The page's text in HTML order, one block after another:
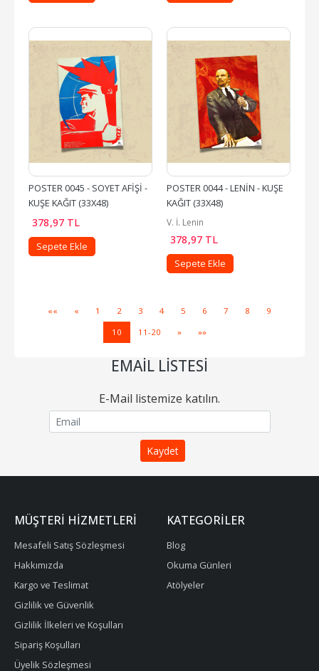
POSTER 0045 - SOYET AFİŞİ -
KUŞE KAĞIT (33X48)
378,97 TL
Sepete Ekle
POSTER 0044 - LENİN - KUŞE
KAĞIT (33X48)
V. İ. Lenin
378,97 TL
Sepete Ekle
«« « 1 2 3 4 5 6 7 8
9
10
11-20 » »»
EMAIL LISTESI
E-Mail listemize katılın.
MÜŞTERI HIZMETLERI
Mesafeli Satış Sözleşmesi
Hakkımızda
Kargo ve Teslimat
Gizlilik ve Güvenlik
Gizlilik İlkeleri ve Koşulları
Sipariş Koşulları
Üyelik Sözleşmesi
KATEGORILER
Blog
Okuma Günleri
Atölyeler